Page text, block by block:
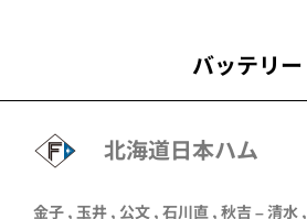
バッテリー
北海道日本ハム
金子 , 玉井 , 公文 , 石川直 , 秋吉–清水 ,